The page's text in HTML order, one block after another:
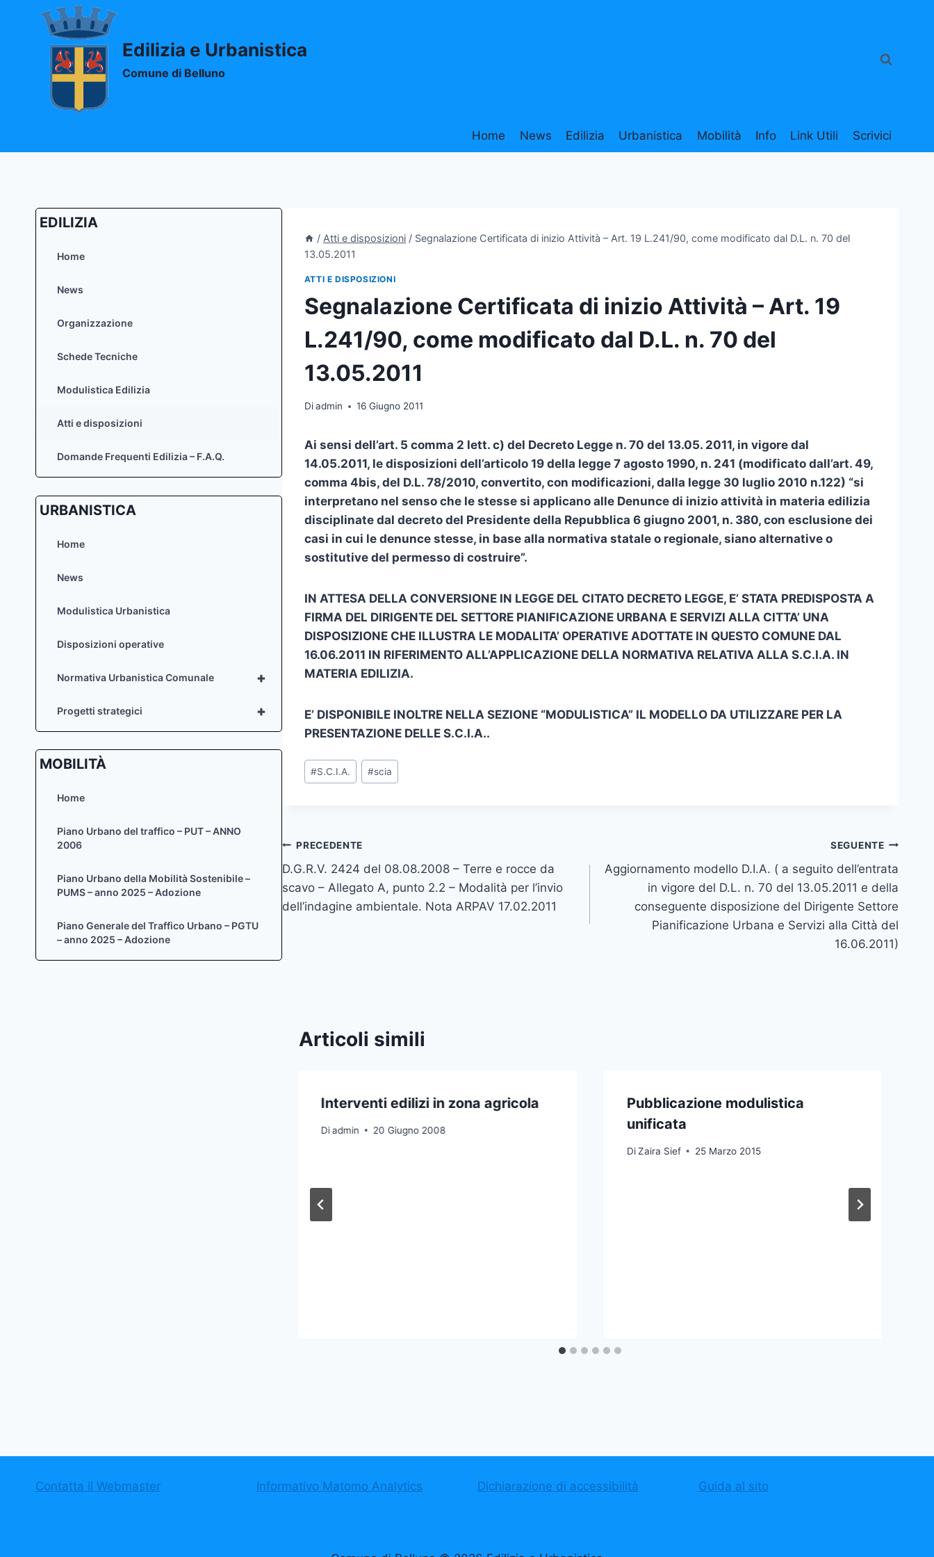
contenuto
Edilizia e Urbanistica
Comune di Belluno
Home News Edilizia Urbanistica Mobilità Info Link Utili Scrivici
/ Atti e disposizioni / Segnalazione Certificata di inizio Attività – Art. 19 L.241/90, come modificato dal D.L. n. 70 del
13.05.2011
ATTI E DISPOSIZIONI
Segnalazione Certificata di inizio Attività – Art. 19
L.241/90, come modificato dal D.L. n. 70 del
13.05.2011
Diadmin 16 Giugno 2011
Ai sensi dell’art. 5 comma 2 lett. c) del Decreto Legge n. 70 del 13.05. 2011, in vigore dal
14.05.2011, le disposizioni dell’articolo 19 della legge 7 agosto 1990, n. 241 (modificato dall’art. 49,
comma 4bis, del D.L. 78/2010, convertito, con modificazioni, dalla legge 30 luglio 2010 n.122) “si
interpretano nel senso che le stesse si applicano alle Denunce di inizio attività in materia edilizia
disciplinate dal decreto del Presidente della Repubblica 6 giugno 2001, n. 380, con esclusione dei
casi in cui le denunce stesse, in base alla normativa statale o regionale, siano alternative o
sostitutive del permesso di costruire”.
IN ATTESA DELLA CONVERSIONE IN LEGGE DEL CITATO DECRETO LEGGE, E’ STATA PREDISPOSTA A
FIRMA DEL DIRIGENTE DEL SETTORE PIANIFICAZIONE URBANA E SERVIZI ALLA CITTA’ UNA
DISPOSIZIONE CHE ILLUSTRA LE MODALITA’ OPERATIVE ADOTTATE IN QUESTO COMUNE DAL
16.06.2011 IN RIFERIMENTO ALL’APPLICAZIONE DELLA NORMATIVA RELATIVA ALLA S.C.I.A. IN
MATERIA EDILIZIA.
E’ DISPONIBILE INOLTRE NELLA SEZIONE “MODULISTICA” IL MODELLO DA UTILIZZARE PER LA
PRESENTAZIONE DELLE S.C.I.A..
Tag
articolo:
#S.C.I.A. #scia
Navigazione
articoli
PRECEDENTE
D.G.R.V. 2424 del 08.08.2008 – Terre e rocce da
scavo – Allegato A, punto 2.2 – Modalità per l’invio
dell’indagine ambientale. Nota ARPAV 17.02.2011
SEGUENTE
Aggiornamento modello D.I.A. ( a seguito dell’entrata
in vigore del D.L. n. 70 del 13.05.2011 e della
conseguente disposizione del Dirigente Settore
Pianificazione Urbana e Servizi alla Città del
16.06.2011)
Articoli simili
Interventi edilizi in zona agricola
Diadmin 20 Giugno 2008
Pubblicazione modulistica
unificata
Di Zaira Sief 25 Marzo 2015
EDILIZIA
Home
News
Organizzazione
Schede Tecniche
Modulistica Edilizia
Atti e disposizioni
Domande Frequenti Edilizia – F.A.Q.
URBANISTICA
Home
News
Modulistica Urbanistica
Disposizioni operative
+
Normativa Urbanistica Comunale
+
Progetti strategici
MOBILITÀ
Home
Piano Urbano del traffico – PUT – ANNO
2006
Piano Urbano della Mobilità Sostenibile –
PUMS – anno 2025 – Adozione
Piano Generale del Traffico Urbano – PGTU
– anno 2025 – Adozione
Contatta il Webmaster Informativo Matomo Analytics Dichiarazione di accessibilità Guida al sito